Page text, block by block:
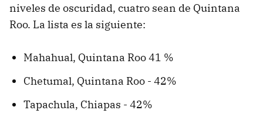
niveles de oscuridad, cuatro sean de Quintana
Roo. La lista es la siguiente:
Mahahual, Quintana Roo 41 %
Chetumal, Quintana Roo - 42%
Tapachula, Chiapas - 42%